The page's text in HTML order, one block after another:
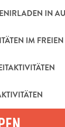
IN
IM FREIEN
an
Kunden